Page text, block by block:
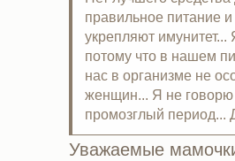
правильное питание
укрепляют
потому что в нашем
нас в организме не
женщин... Я не говорю
промозглый период...
Уважаемые